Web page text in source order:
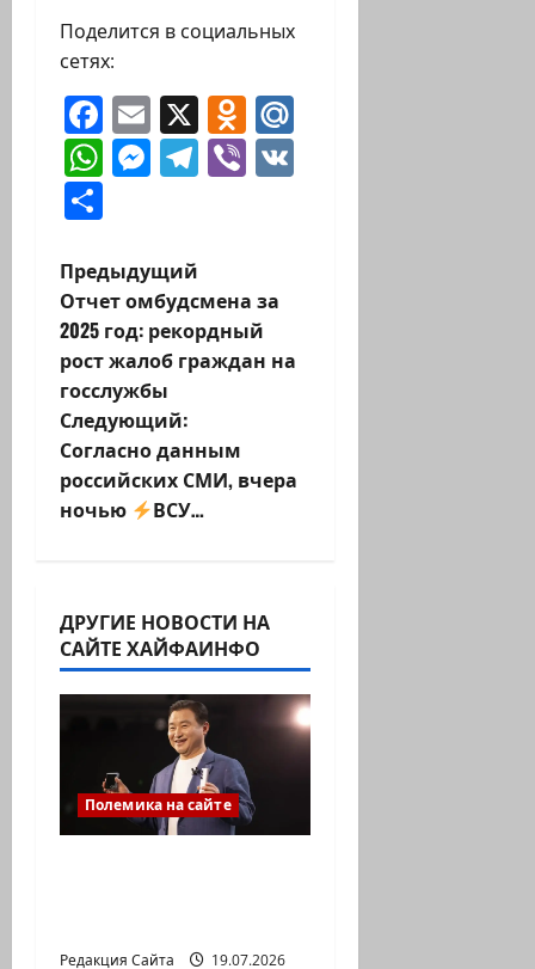
Поделится в социальных
сетях:
Facebook
Email
X Odnoklassniki
WhatsApp
Messenger
Telegram
Viber
Н
а
в
и
г
а
и
я
а
п
Предыдущий
Отчет омбудсмена за
2025 год: рекордный
рост жалоб граждан на
госслужбы
Следующий:
Согласно данным
российских СМИ, вчера
ночью
ВСУ…
ДРУГИЕ НОВОСТИ НА
САЙТЕ ХАЙФАИНФО
Полемика на сайте
Редакция Сайта 19.07.2026